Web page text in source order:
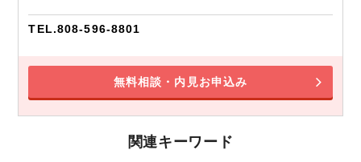
TEL.808-596-8801
無料相談・内見お申込み
関連キーワード